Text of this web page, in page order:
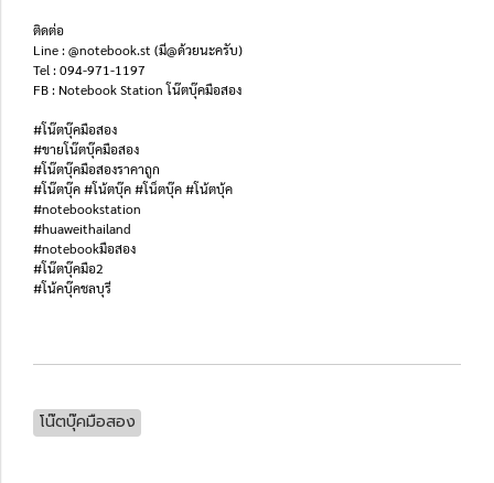
ติดต่อ
Line : @notebook.st (มี@ด้วยนะครับ)
Tel : 094-971-1197
FB : Notebook Station โน๊ตบุ๊คมือสอง
#โน๊ตบุ๊คมือสอง
#ขายโน๊ตบุ๊คมือสอง
#โน๊ตบุ๊คมือสองราคาถูก
#โน๊ตบุ๊ค #โน้ตบุ๊ค #โน็ตบุ๊ค #โน้ตบุ้ค
#notebookstation
#huaweithailand
#notebookมือสอง
#โน๊ตบุ๊คมือ2
#โน้คบุ๊คชลบุรี
โน๊ตบุ๊คมือสอง